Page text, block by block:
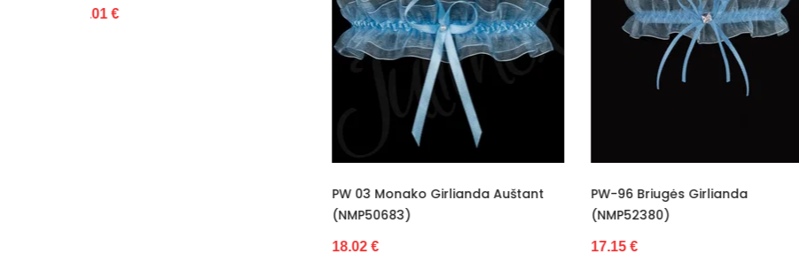
PW-96 Briugės Girlianda
(NMP52380)
17.15 €
Plonos Pėdkelnės 40
26.44 €